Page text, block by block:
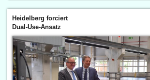
Heidelberg forciert
Dual-Use-Ansatz